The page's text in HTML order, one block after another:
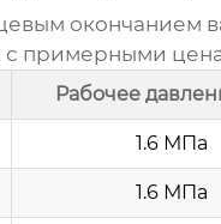
окончанием
примерными
Рабочее
1.6 МПа
1.6 МПа